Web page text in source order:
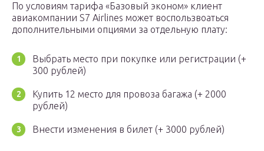
По условиям тарифа «Базовый эконом» клиент
авиакомпании S7 Airlines может воспользвоаться
дополнительными опциями за отдельную плату:
Выбрать место при покупке или регистрации (+
300 рублей)
Купить 12 место для провоза багажа (+ 2000
рублей)
Внести изменения в билет (+ 3000 рублей)